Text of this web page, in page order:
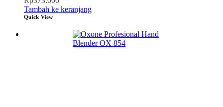
Tambah ke keranjang
Quick View